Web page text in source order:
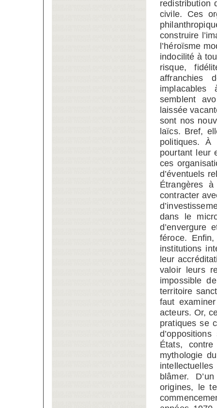
redistribution
civile. Ces
construire
l’héroïsme
indocilité à
risque,
affranchies
implacables
semblent
laissée
sont nos
laïcs. Bref,
politiques. À
pourtant leur
ces
d’éventuels
Étrangères
contracter
dans le
d’envergure
féroce.
institutions
leur
valoir leurs
impossible
territoire
faut
acteurs. Or,
pratiques se
États,
mythologie
blâmer.
origines, le